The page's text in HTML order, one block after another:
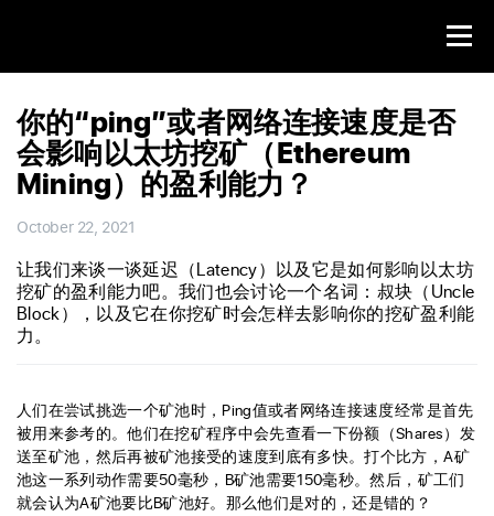
你的“ping”或者网络连接速度是否
会影响以太坊挖矿（Ethereum
Mining）的盈利能力？
October 22, 2021
让我们来谈一谈延迟（Latency）以及它是如何影响以太坊
挖矿的盈利能力吧。我们也会讨论一个名词：叔块（Uncle
Block），以及它在你挖矿时会怎样去影响你的挖矿盈利能
力。
人们在尝试挑选一个矿池时，Ping值或者网络连接速度经常是首先
被用来参考的。他们在挖矿程序中会先查看一下份额（Shares）发
送至矿池，然后再被矿池接受的速度到底有多快。打个比方，A矿
池这一系列动作需要50毫秒，B矿池需要150毫秒。然后，矿工们
就会认为A矿池要比B矿池好。那么他们是对的，还是错的？